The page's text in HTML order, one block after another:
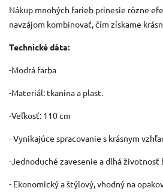
Nákup mnohých farieb prinesie rôzne
navzájom kombinovať, čím získame
Technické dáta:
-Modrá farba
-Materiál: tkanina a plast.
-Veľkosť: 110 cm
- Vynikajúce spracovanie s krásnym
-Jednoduché zavesenie a dlhá životnosť
- Ekonomický a štýlový, vhodný na